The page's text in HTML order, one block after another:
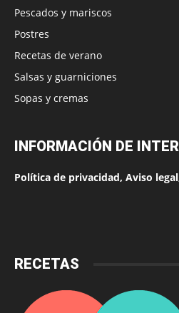
Pescados y mariscos
Postres
Recetas de verano
Salsas y guarniciones
Sopas y cremas
INFORMACIÓN DE
Política de privacidad, Aviso
RECETAS